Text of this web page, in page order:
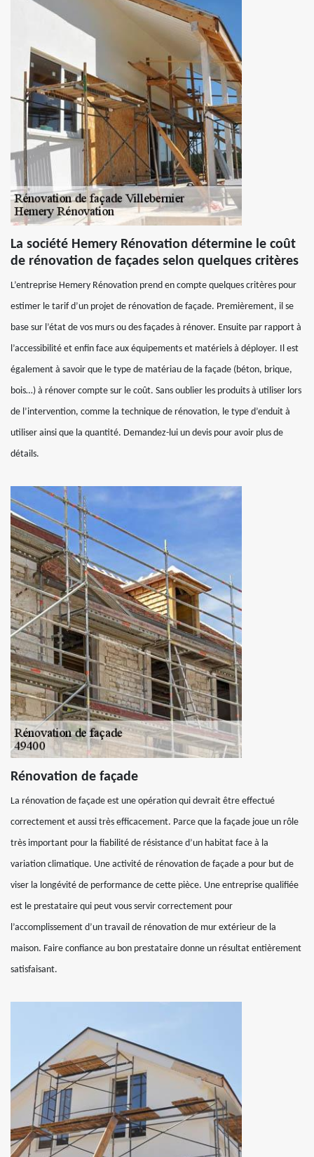
La société Hemery Rénovation détermine le coût
de rénovation de façades selon quelques critères
L’entreprise Hemery Rénovation prend en compte quelques critères pour
estimer le tarif d’un projet de rénovation de façade. Premièrement, il se
base sur l’état de vos murs ou des façades à rénover. Ensuite par rapport à
l’accessibilité et enfin face aux équipements et matériels à déployer. Il est
également à savoir que le type de matériau de la façade (béton, brique,
bois…) à rénover compte sur le coût. Sans oublier les produits à utiliser lors
de l’intervention, comme la technique de rénovation, le type d’enduit à
utiliser ainsi que la quantité. Demandez-lui un devis pour avoir plus de
détails.
Rénovation de façade
La rénovation de façade est une opération qui devrait être effectué
correctement et aussi très efficacement. Parce que la façade joue un rôle
très important pour la fiabilité de résistance d’un habitat face à la
variation climatique. Une activité de rénovation de façade a pour but de
viser la longévité de performance de cette pièce. Une entreprise qualifiée
est le prestataire qui peut vous servir correctement pour
l’accomplissement d’un travail de rénovation de mur extérieur de la
maison. Faire confiance au bon prestataire donne un résultat entièrement
satisfaisant.